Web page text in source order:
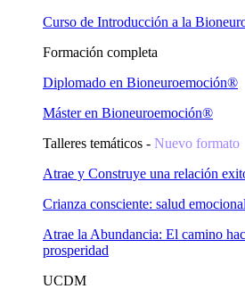
Curso de Introducción a la
Formación completa
Diplomado en Bioneuroemoción®
Máster en Bioneuroemoción®
Talleres temáticos - Nuevo formato
Atrae y Construye una relación
Crianza consciente: salud
Atrae la Abundancia: El camino
prosperidad
UCDM